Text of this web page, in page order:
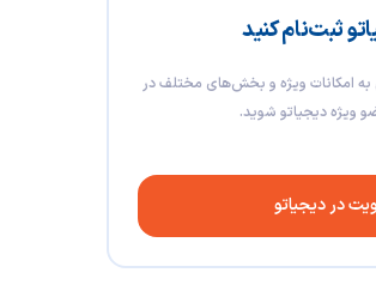
ثبت‌نام کنید
امکانات ویژه و بخش‌های مختلف در
ویژه دیجیاتو شوید.
در دیجیاتو